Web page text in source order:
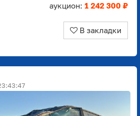
аукцион: 1 242 300 ₽
В закладки